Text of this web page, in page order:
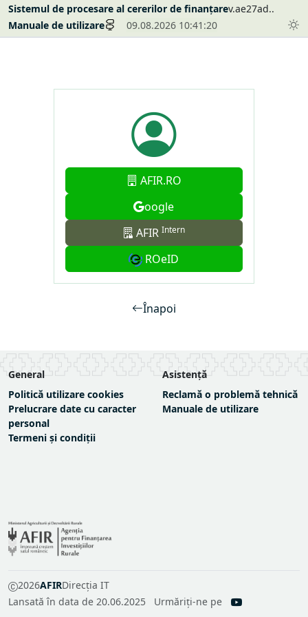
Sistemul de procesare al cererilor de finanțarev.ae27ad..
Manuale de utilizare
09.08.2026 10:41:20
AFIR.RO
oogle
AFIR Intern
ROeID
Înapoi
General
Politică utilizare cookies
Prelucrare date cu caracter
personal
Termeni și condiții
Asistență
Reclamă o problemă tehnică
Manuale de utilizare
2026AFIRDirecția IT
Lansată în data de 20.06.2025
Urmăriți-ne pe